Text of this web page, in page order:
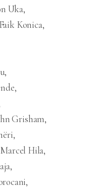
Uka
Faik Konica
Grisham
Marcel Hila